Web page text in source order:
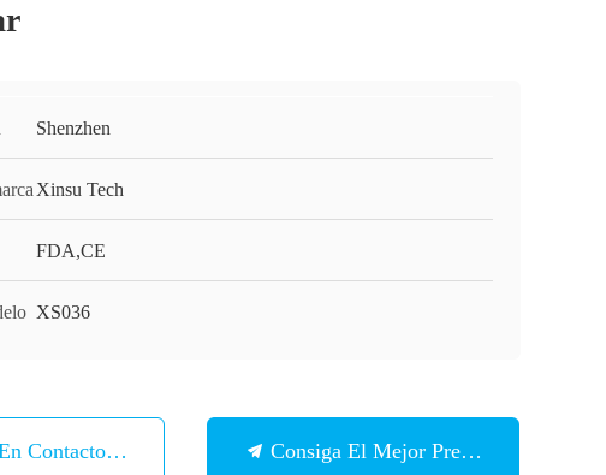
Shenzhen
Xinsu Tech
FDA,CE
XS036
Contacto Con Consiga El Mejor Precio